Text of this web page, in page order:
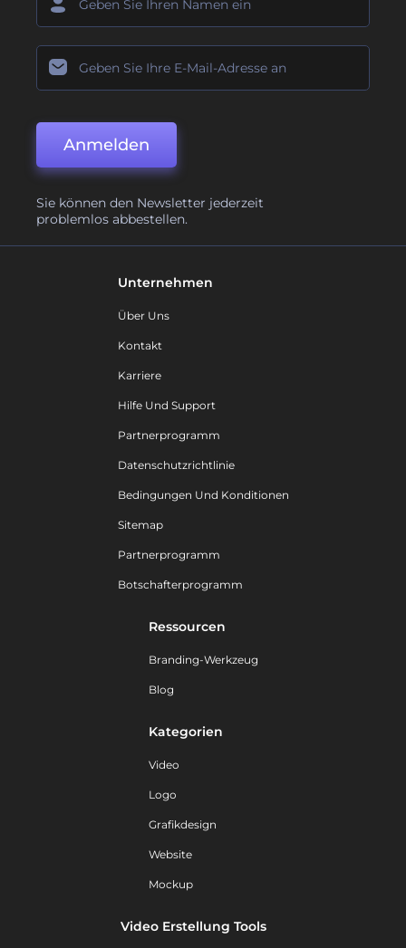
Anmelden
Sie können den Newsletter jederzeit
problemlos abbestellen.
Unternehmen
Über Uns
Kontakt
Karriere
Hilfe Und Support
Partnerprogramm
Datenschutzrichtlinie
Bedingungen Und Konditionen
Sitemap
Partnerprogramm
Botschafterprogramm
Ressourcen
Branding-Werkzeug
Blog
Kategorien
Video
Logo
Grafikdesign
Website
Mockup
Video Erstellung Tools